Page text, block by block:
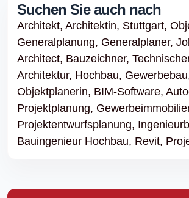
Suchen Sie auch nach
Architekt, Architektin, Stuttgart,
Generalplanung, Generalplaner,
Architect, Bauzeichner,
Architektur, Hochbau,
Objektplanerin, BIM-Software,
Projektplanung,
Projektentwurfsplanung,
Bauingenieur Hochbau, Revit,